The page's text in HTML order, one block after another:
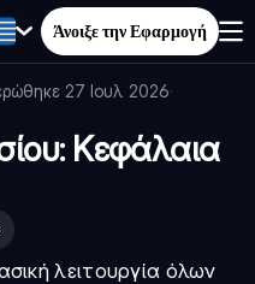
Άνοιξε την Εφαρμογή
27 Ιουλ 2026·
Κεφάλαια
λειτουργία όλων